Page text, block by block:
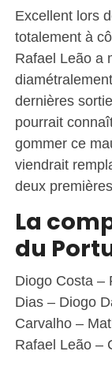
Excellent lors
totalement à
Rafael Leão a
dernières
pourrait
gommer ce
viendrait
deux
La
du
Diogo Costa –
Dias – Diogo
Carvalho –
Rafael Leão –